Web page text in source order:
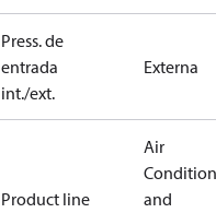
Press. de
entrada
int./ext.
Externa
Product line
Air
and